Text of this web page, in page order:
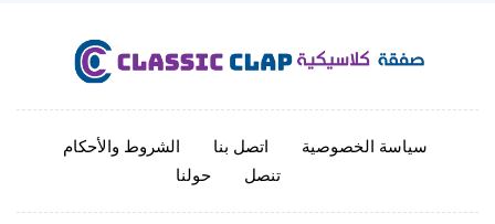
سياسة الخصوصية اتصل بنا
الشروط والأحكام
تنصل
حولنا